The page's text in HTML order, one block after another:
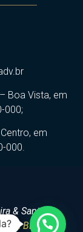
Boa Vista, em
000;
em
000.
& Santos
BL7